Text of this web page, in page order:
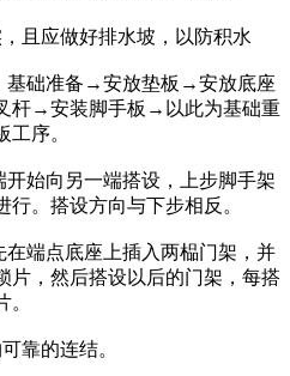
且应做好排水坡，以防积水
基础准备→安放垫板→安放底座
杆→安装脚手板→以此为基础重
序。
开始向另一端搭设，上步脚手架
。搭设方向与下步相反。
端点底座上插入两榀门架，并
片，然后搭设以后的门架，每搭
靠的连结。